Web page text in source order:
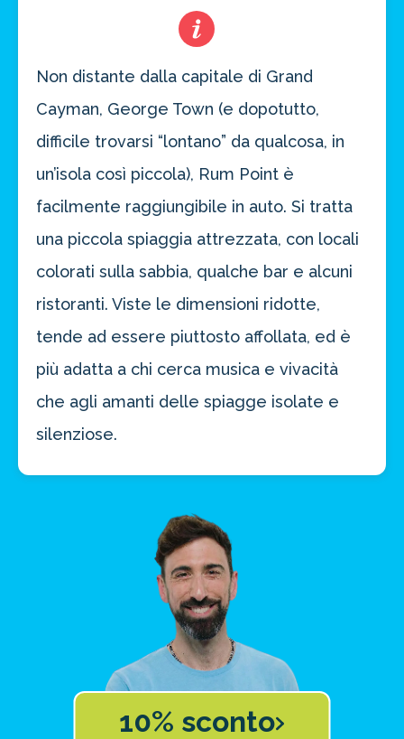
Non distante dalla capitale di Grand
Cayman, George Town (e dopotutto,
difficile trovarsi “lontano” da qualcosa, in
un’isola così piccola), Rum Point è
facilmente raggiungibile in auto. Si tratta
una piccola spiaggia attrezzata, con locali
colorati sulla sabbia, qualche bar e alcuni
ristoranti. Viste le dimensioni ridotte,
tende ad essere piuttosto affollata, ed è
più adatta a chi cerca musica e vivacità
che agli amanti delle spiagge isolate e
silenziose.
10% sconto